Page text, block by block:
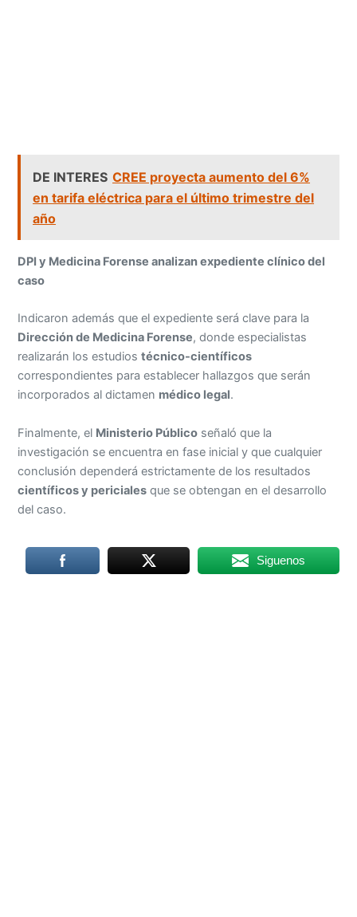
DE INTERES CREE proyecta aumento del 6%
en tarifa eléctrica para el último trimestre del
año
DPI y Medicina Forense analizan expediente clínico del
caso
Indicaron además que el expediente será clave para la
Dirección de Medicina Forense, donde especialistas
realizarán los estudiostécnico-científicos
correspondientes para establecer hallazgos que serán
incorporados al dictamen médico legal.
Finalmente, el Ministerio Público señaló que la
investigación se encuentra en fase inicial y que cualquier
conclusión dependerá estrictamente de los resultados
científicos y periciales que se obtengan en el desarrollo
del caso.
Siguenos